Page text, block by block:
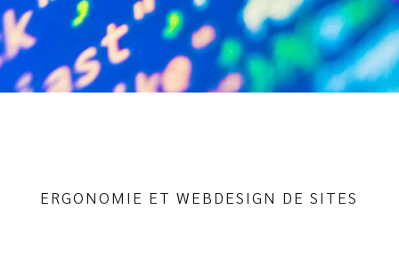
ERGONOMIE ET WEBDESIGN DE SITES